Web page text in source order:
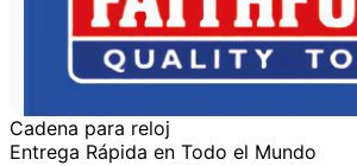
Cadena para reloj
Entrega Rápida en Todo el Mundo